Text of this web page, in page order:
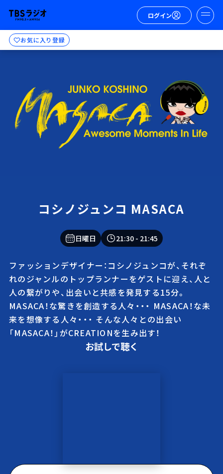
ログイン
お気に入り登録
コシノジュンコ MASACA
日曜日 21:30 - 21:45
ファッションデザイナー：コシノジュンコが、それぞ
れのジャンルのトップランナーをゲストに迎え、人と
人の繋がりや、出会いと共感を発見する15分。
MASACA！な驚きを創造する人々・・・ MASACA！な未
来を想像する人々・・・ そんな人々との出会い
「MASACA！」がCREATIONを生み出す！
お試しで聴く